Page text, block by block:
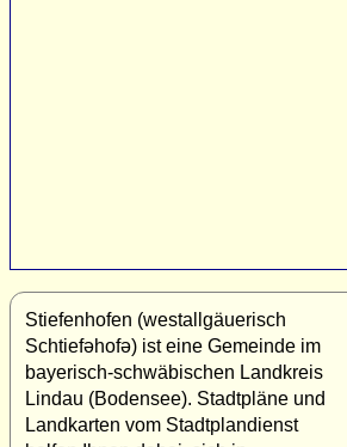
Stiefenhofen (westallgäuerisch
Schtiefəhofə) ist eine Gemeinde im
bayerisch-schwäbischen Landkreis
Lindau (Bodensee). Stadtpläne und
Landkarten vom Stadtplandienst